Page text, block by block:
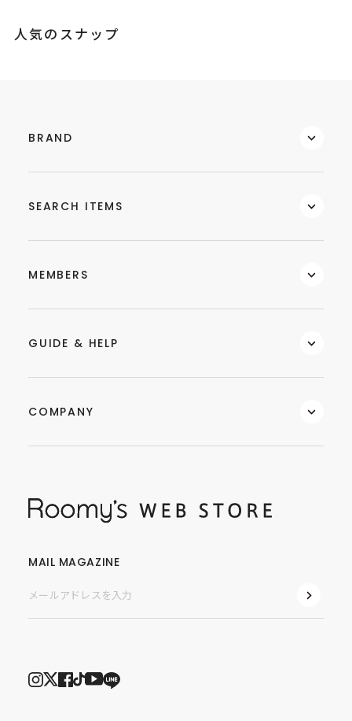
人気のスナップ
BRAND
SEARCH ITEMS
MEMBERS
GUIDE & HELP
COMPANY
MAIL MAGAZINE